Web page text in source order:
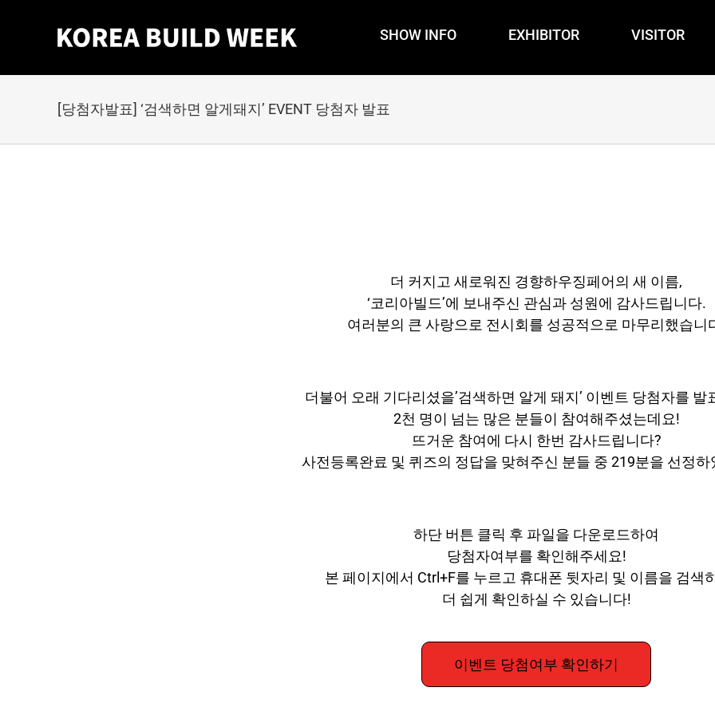
SHOW INFO EXHIBITOR VISITOR
[당첨자발표] ‘검색하면 알게돼지’ EVENT 당첨자 발표
더 커지고 새로워진 경향하우징페어의 새 이름,
‘코리아빌드’에 보내주신 관심과 성원에 감사드립니다.
여러분의 큰 사랑으로 전시회를 성공적으로 마무리했습니
더불어 오래 기다리셨을’검색하면 알게 돼지’ 이벤트 당첨자를 발
2천 명이 넘는 많은 분들이 참여해주셨는데요!
뜨거운 참여에 다시 한번 감사드립니다?
사전등록완료 및 퀴즈의 정답을 맞혀주신 분들 중 219분을 선정하
하단 버튼 클릭 후 파일을 다운로드하여
당첨자여부를 확인해주세요!
본 페이지에서 Ctrl+F를 누르고 휴대폰 뒷자리 및 이름을 검색
더 쉽게 확인하실 수 있습니다!
이벤트 당첨여부 확인하기